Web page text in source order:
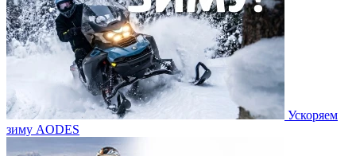
Ускоряем
зиму AODES